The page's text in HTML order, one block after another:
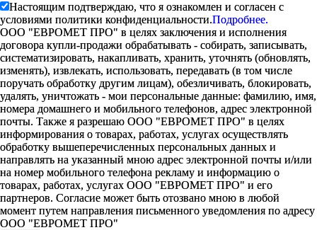
Настоящим подтверждаю, что я ознакомлен и согласен с
условиями политики конфиденциальности.Подробнее.
ООО "ЕВРОМЕТ ПРО" в целях заключения и исполнения
договора купли-продажи обрабатывать - собирать, записывать,
систематизировать, накапливать, хранить, уточнять (обновлять,
изменять), извлекать, использовать, передавать (в том числе
поручать обработку другим лицам), обезличивать, блокировать,
удалять, уничтожать - мои персональные данные: фамилию, имя,
номера домашнего и мобильного телефонов, адрес электронной
почты. Также я разрешаю ООО "ЕВРОМЕТ ПРО" в целях
информирования о товарах, работах, услугах осуществлять
обработку вышеперечисленных персональных данных и
направлять на указанный мною адрес электронной почты и/или
на номер мобильного телефона рекламу и информацию о
товарах, работах, услугах ООО "ЕВРОМЕТ ПРО" и его
партнеров. Согласие может быть отозвано мною в любой
момент путем направления письменного уведомления по адресу
ООО "ЕВРОМЕТ ПРО"